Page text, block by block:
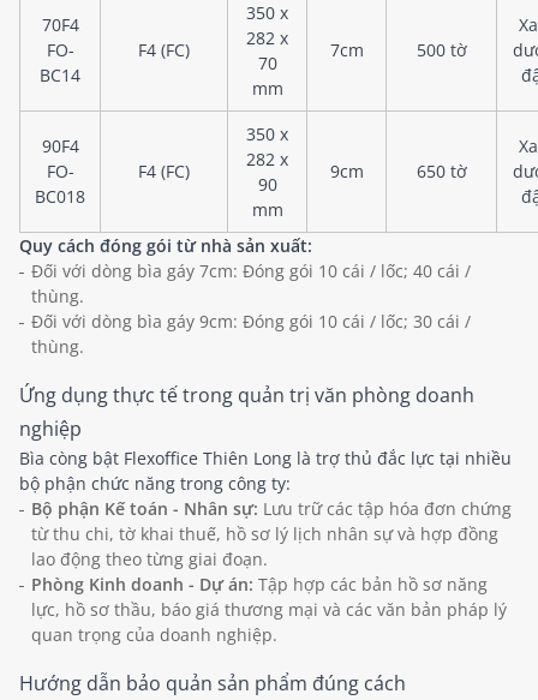
70F4
FO-
BC14
F4 (FC)
350 x
282 x
70
mm
7cm 500 tờ
90F4
FO-
BC018
F4 (FC)
350 x
282 x
90
mm
9cm 650 tờ
Quy cách đóng gói từ nhà sản xuất:
Đối với dòng bìa gáy 7cm: Đóng gói 10 cái / lốc; 40 cái /
thùng.
Đối với dòng bìa gáy 9cm: Đóng gói 10 cái / lốc; 30 cái /
thùng.
Ứng dụng thực tế trong quản trị văn phòng doanh
nghiệp
Bìa còng bật Flexoffice Thiên Long là trợ thủ đắc lực tại nhiều
bộ phận chức năng trong công ty:
Bộ phận Kế toán - Nhân sự: Lưu trữ các tập hóa đơn chứng
từ thu chi, tờ khai thuế, hồ sơ lý lịch nhân sự và hợp đồng
lao động theo từng giai đoạn.
Phòng Kinh doanh - Dự án: Tập hợp các bản hồ sơ năng
lực, hồ sơ thầu, báo giá thương mại và các văn bản pháp lý
quan trọng của doanh nghiệp.
Hướng dẫn bảo quản sản phẩm đúng cách